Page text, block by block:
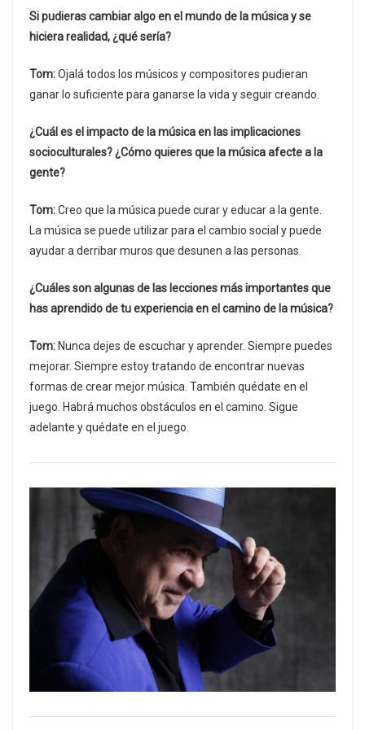
Si pudieras cambiar algo en el mundo de la música y se
hiciera realidad, ¿qué sería?
Tom:Ojalá todos los músicos y compositores pudieran
ganar lo suficiente para ganarse la vida y seguir creando.
¿Cuál es el impacto de la música en las implicaciones
socioculturales? ¿Cómo quieres que la música afecte a la
gente?
Tom:Creo que la música puede curar y educar a la gente.
La música se puede utilizar para el cambio social y puede
ayudar a derribar muros que desunen a las personas.
¿Cuáles son algunas de las lecciones más importantes que
has aprendido de tu experiencia en el camino de la música?
Tom: Nunca dejes de escuchar y aprender. Siempre puedes
mejorar. Siempre estoy tratando de encontrar nuevas
formas de crear mejor música. También quédate en el
juego. Habrá muchos obstáculos en el camino. Sigue
adelante y quédate en el juego.